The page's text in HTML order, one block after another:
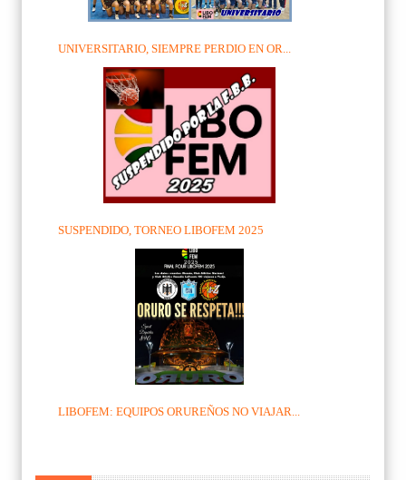
UNIVERSITARIO, SIEMPRE PERDIO EN OR...
SUSPENDIDO, TORNEO LIBOFEM 2025
LIBOFEM: EQUIPOS ORUREÑOS NO VIAJAR...